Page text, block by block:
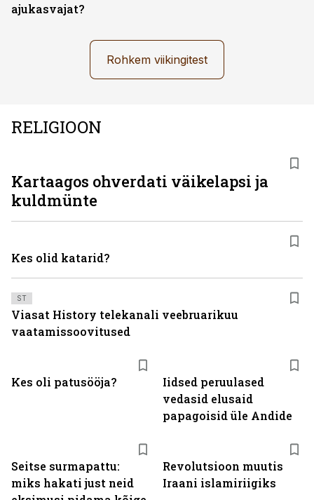
ajukasvajat?
Rohkem viikingitest
RELIGIOON
Kes oli patusööja?
Iidsed peruulased
vedasid elusaid
papagoisid üle Andide
Seitse surmapattu:
miks hakati just neid
Revolutsioon muutis
Iraani islamiriigiks
Kartaagos ohverdati väikelapsi ja
kuldmünte
Kes olid katarid?
ST
Viasat History telekanali veebruarikuu
vaatamissoovitused